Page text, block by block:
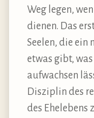
Weg legen,
dienen. Das
Seelen, die ein
etwas gibt,
aufwachsen
Disziplin des
des Ehelebens